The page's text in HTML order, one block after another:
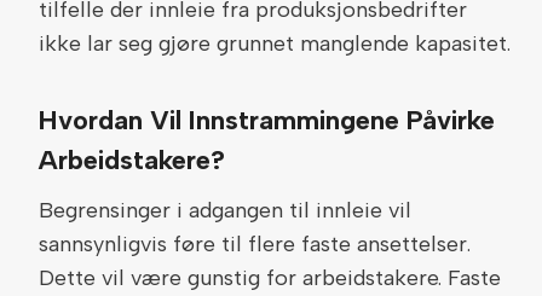
tilfelle der innleie fra produksjonsbedrifter
ikke lar seg gjøre grunnet manglende kapasitet.
Hvordan Vil Innstrammingene Påvirke
Arbeidstakere?
Begrensinger i adgangen til innleie vil
sannsynligvis føre til flere faste ansettelser.
Dette vil være gunstig for arbeidstakere. Faste